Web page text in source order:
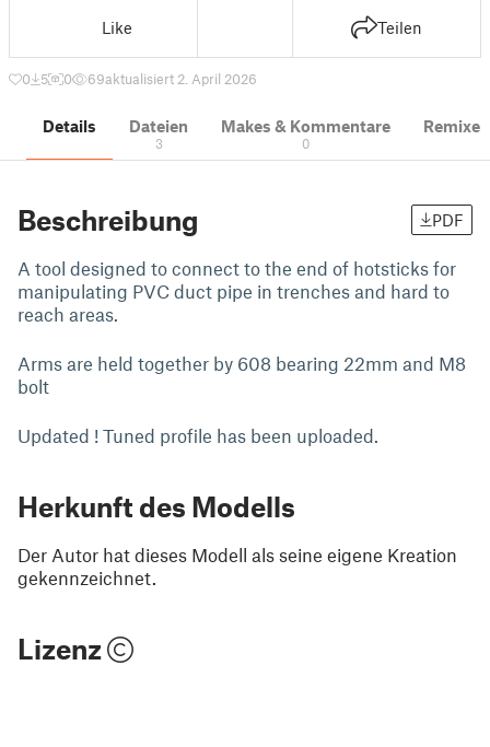
Like Teilen
0 5 0 69aktualisiert 2. April 2026
Details Dateien
3
Makes & Kommentare
0
Remixe
Beschreibung PDF
A tool designed to connect to the end of hotsticks for
manipulating PVC duct pipe in trenches and hard to
reach areas.
Arms are held together by 608 bearing 22mm and M8
bolt
Updated ! Tuned profile has been uploaded.
Herkunft des Modells
Der Autor hat dieses Modell als seine eigene Kreation
gekennzeichnet.
Lizenz